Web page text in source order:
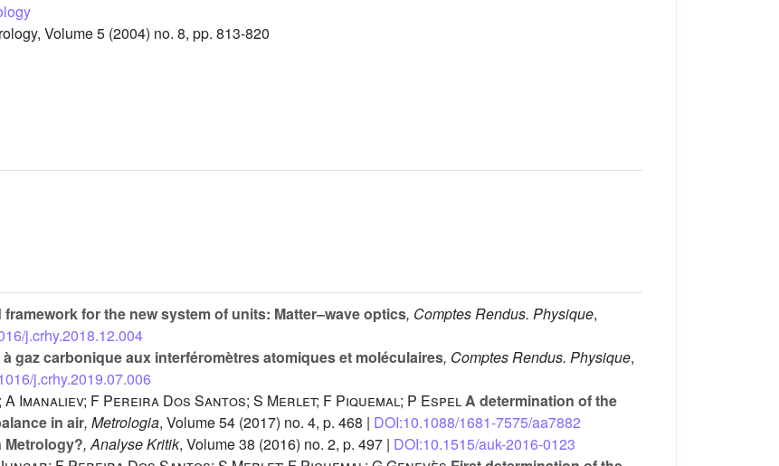
Volume 5 (2004) no. 8, pp. 813-820
for the new system of units: Matter–wave optics, Comptes Rendus. Physique,
j.crhy.2018.12.004
gaz carbonique aux interféromètres atomiques et moléculaires, Comptes Rendus. Physique,
j.crhy.2019.07.006
Imanaliev; F Pereira Dos Santos; S Merlet; F Piquemal; P EspelA determination of the
in air, Metrologia, Volume 54 (2017) no. 4, p. 468 | DOI:10.1088/1681-7575/aa7882
Metrology?, Analyse Kritik, Volume 38 (2016) no. 2, p. 497 | DOI:10.1515/auk-2016-0123